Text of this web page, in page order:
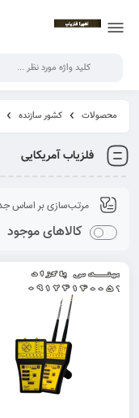
محصولات کشور سازنده
فلزیاب آمریکایی
کالاهای موجود